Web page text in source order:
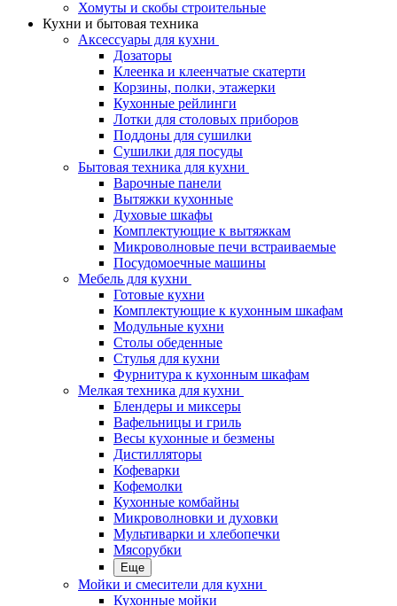
Хомуты и скобы строительные
Кухни и бытовая техника
Аксессуары для кухни
Дозаторы
Клеенка и клеенчатые скатерти
Корзины, полки, этажерки
Кухонные рейлинги
Лотки для столовых приборов
Поддоны для сушилки
Сушилки для посуды
Бытовая техника для кухни
Варочные панели
Вытяжки кухонные
Духовые шкафы
Комплектующие к вытяжкам
Микроволновые печи встраиваемые
Посудомоечные машины
Мебель для кухни
Готовые кухни
Комплектующие к кухонным шкафам
Модульные кухни
Столы обеденные
Стулья для кухни
Фурнитура к кухонным шкафам
Мелкая техника для кухни
Блендеры и миксеры
Вафельницы и гриль
Весы кухонные и безмены
Дистилляторы
Кофеварки
Кофемолки
Кухонные комбайны
Микроволновки и духовки
Мультиварки и хлебопечки
Мясорубки
Еще
Мойки и смесители для кухни
Кухонные мойки